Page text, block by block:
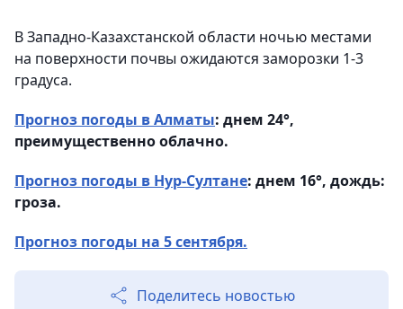
В Западно-Казахстанской области ночью местами
на поверхности почвы ожидаются заморозки 1-3
градуса.
Прогноз погоды в Алматы: днем 24°,
преимущественно облачно.
Прогноз погоды в Нур-Султане: днем 16°, дождь:
гроза.
Прогноз погоды на 5 сентября.
Поделитесь новостью